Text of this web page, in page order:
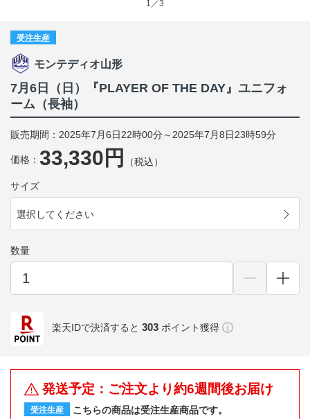
1／3
受注生産
モンテディオ山形
7月6日（日）『PLAYER OF THE DAY』ユニフォ
ーム（長袖）
販売期間：2025年7月6日22時00分～2025年7月8日23時59分
価格： 33,330円 （税込）
サイズ
選択してください
数量
楽天IDで決済すると 303 ポイント獲得
発送予定：ご注文より約6週間後お届け
受注生産
こちらの商品は受注生産商品です。